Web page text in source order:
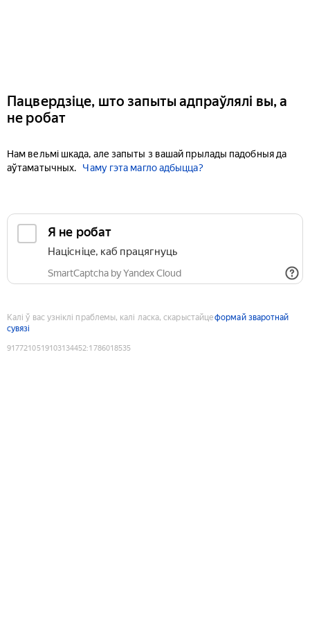
Пацвердзіце, што запыты адпраўлялі вы, а
не робат
Нам вельмі шкада, але запыты з вашай прылады падобныя да
аўтаматычных.
Чаму гэта магло адбыцца?
Я не робат
Націсніце, каб працягнуць
SmartCaptcha by Yandex Cloud
Калі ў вас узніклі праблемы, калі ласка, скарыстайцеформай зваротнай
сувязі
9177210519103134452:1786018535